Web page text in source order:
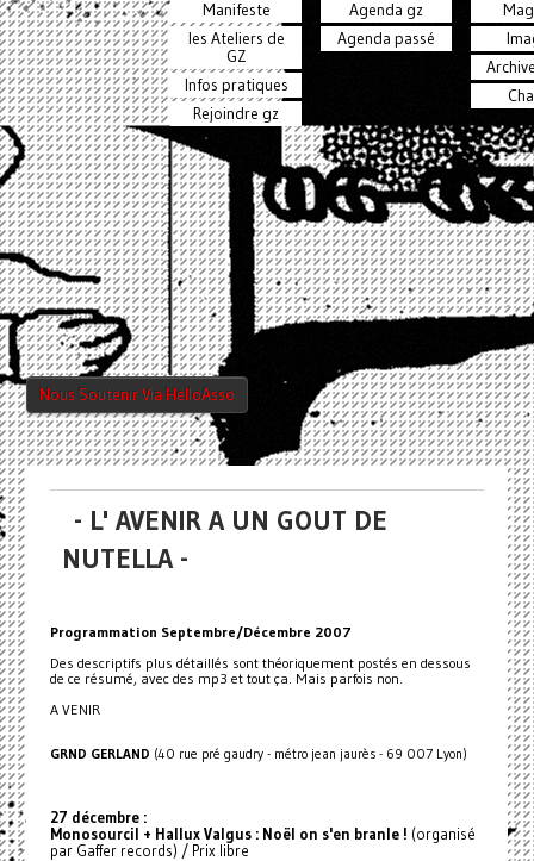
Manifeste
les Ateliers de
GZ
Infos pratiques
Rejoindre gz
Agenda gz
Agenda passé
Nous Soutenir Via HelloAsso
- L' AVENIR A UN GOUT DE
NUTELLA -
Programmation Septembre/Décembre 2007
Des descriptifs plus détaillés sont théoriquement postés en dessous
de ce résumé, avec des mp3 et tout ça. Mais parfois non.
A VENIR
GRND GERLAND (40 rue pré gaudry - métro jean jaurès - 69 007 Lyon)
27 décembre :
Monosourcil + Hallux Valgus : Noël on s'en branle ! (organisé
par Gaffer records) / Prix libre